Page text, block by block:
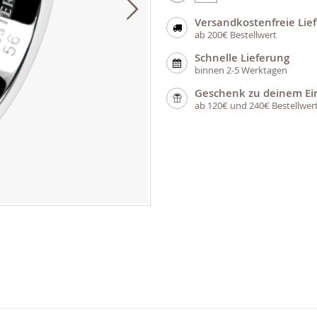
Versandkostenfreie
ab 200€ Bestellwert
Schnelle Lieferung
binnen 2-5 Werktagen
Geschenk zu deinem
ab 120€ und 240€